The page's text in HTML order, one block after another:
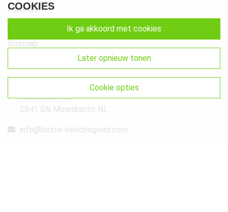
Klachten
Retourneren & Ruilen
Sitemap
Beste-Beddengoed.com
Watermunt 10
2841 SN Moordrecht NL
info@beste-beddengoed.com
COOKIES
ik ga akkoord met cookies
later opnieuw tonen
cookie opties